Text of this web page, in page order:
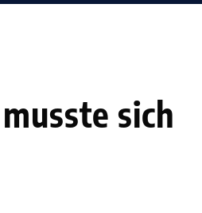
sich